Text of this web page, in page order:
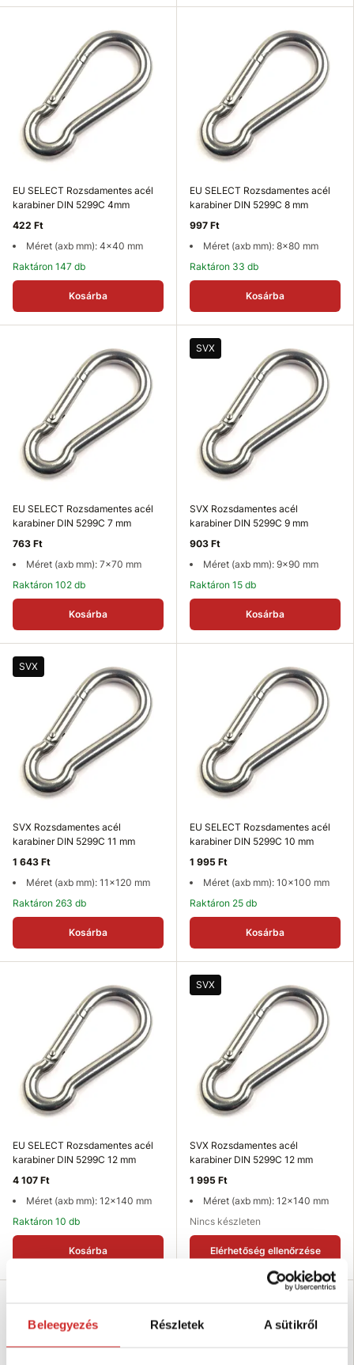
Beleegyezés Részletek A sütikről
EU SELECT Rozsdamentes acél
karabiner DIN 5299C 4mm
422 Ft
Méret (axb mm): 4x40 mm
Raktáron 147 db
Kosárba
EU SELECT Rozsdamentes acél
karabiner DIN 5299C 8 mm
997 Ft
Méret (axb mm): 8x80 mm
Raktáron 33 db
Kosárba
EU SELECT Rozsdamentes acél
karabiner DIN 5299C 7 mm
763 Ft
Méret (axb mm): 7x70 mm
Raktáron 102 db
Kosárba
SVX
SVX Rozsdamentes acél
karabiner DIN 5299C 9 mm
903 Ft
Méret (axb mm): 9x90 mm
Raktáron 15 db
Kosárba
SVX
SVX Rozsdamentes acél
karabiner DIN 5299C 11 mm
1 643 Ft
Méret (axb mm): 11x120 mm
Raktáron 263 db
Kosárba
EU SELECT Rozsdamentes acél
karabiner DIN 5299C 10 mm
1 995 Ft
Méret (axb mm): 10x100 mm
Raktáron 25 db
Kosárba
EU SELECT Rozsdamentes acél
karabiner DIN 5299C 12 mm
4 107 Ft
Méret (axb mm): 12x140 mm
Raktáron 10 db
Kosárba
SVX
SVX Rozsdamentes acél
karabiner DIN 5299C 12 mm
1 995 Ft
Méret (axb mm): 12x140 mm
Nincs készleten
Elérhetőség ellenőrzése